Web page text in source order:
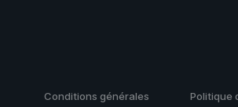
Conditions générales Politique